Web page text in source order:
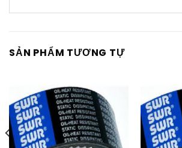
SẢN PHẨM TƯƠNG TỰ